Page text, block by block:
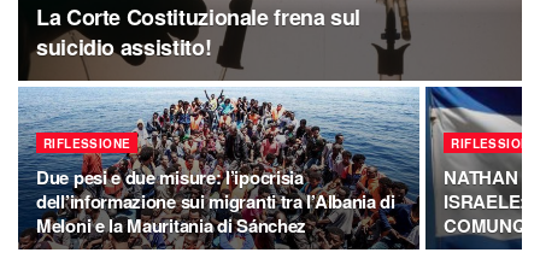
La Corte Costituzionale frena sul
suicidio assistito!
RIFLESSIONE
Due pesi e due misure: l’ipocrisia
dell’informazione sui migranti tra l’Albania di
Meloni e la Mauritania di Sánchez
RIFLESSIONE
NATHAN
ISRAELE: